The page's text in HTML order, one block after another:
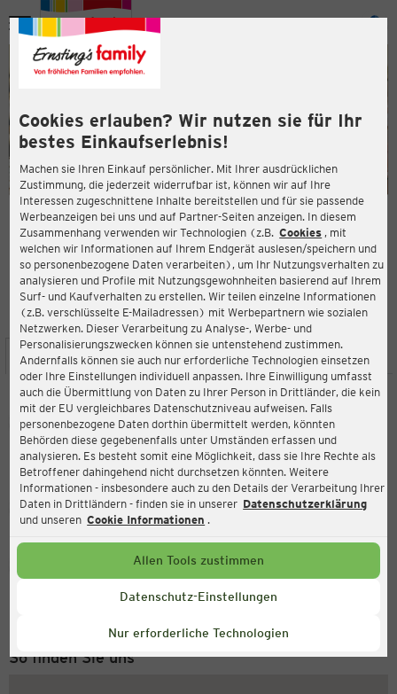
Cookies erlauben? Wir nutzen sie für Ihr
bestes Einkaufserlebnis!
Machen sie Ihren Einkauf persönlicher. Mit Ihrer ausdrücklichen
Zustimmung, die jederzeit widerrufbar ist, können wir auf Ihre
Interessen zugeschnittene Inhalte bereitstellen und für sie passende
Werbeanzeigen bei uns und auf Partner-Seiten anzeigen. In diesem
Zusammenhang verwenden wir Technologien (z.B. Cookies , mit
welchen wir Informationen auf Ihrem Endgerät auslesen/speichern und
so personenbezogene Daten verarbeiten), um Ihr Nutzungsverhalten zu
analysieren und Profile mit Nutzungsgewohnheiten basierend auf Ihrem
Surf- und Kaufverhalten zu erstellen. Wir teilen einzelne Informationen
(z.B. verschlüsselte E-Mailadressen) mit Werbepartnern wie sozialen
Netzwerken. Dieser Verarbeitung zu Analyse-, Werbe- und
Personalisierungszwecken können sie untenstehend zustimmen.
Andernfalls können sie auch nur erforderliche Technologien einsetzen
oder Ihre Einstellungen individuell anpassen. Ihre Einwilligung umfasst
auch die Übermittlung von Daten zu Ihrer Person in Drittländer, die kein
mit der EU vergleichbares Datenschutzniveau aufweisen. Falls
personenbezogene Daten dorthin übermittelt werden, könnten
Behörden diese gegebenenfalls unter Umständen erfassen und
analysieren. Es besteht somit eine Möglichkeit, dass sie Ihre Rechte als
Betroffener dahingehend nicht durchsetzen könnten. Weitere
Informationen - insbesondere auch zu den Details der Verarbeitung Ihrer
Daten in Drittländern - finden sie in unserer Datenschutzerklärung
und unseren Cookie Informationen .
Allen Tools zustimmen
Datenschutz-Einstellungen
Nur erforderliche Technologien
Menü
ERNSTING'S FAMILY FILIALE
Dorstener Straße 400a
44809 Bochum
3,9
Bewertung:
STANDORT SERVICES SORTIMENT AKTIONEN
Ernsting's family
Dorstener Straße 400a, 44809 Bochum
Aktuell:
Geschlossen
Service Hotline
+49 (0) 2546 / 98 999 98
So finden Sie uns